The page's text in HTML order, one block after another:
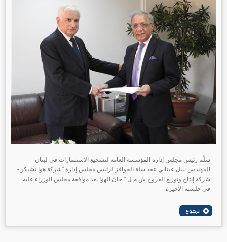
سلّم رئيس مجلس إدارة المؤسسة العامة لتشجيع الاستثمارات في لبنان
المهندس نبيل عيتاني عقد سلة الحوافز لرئيس مجلس إدارة "شركة هوا تشيكن-
شركة إنتاج وتوزيع الفروج ش.م.ل." جان الهوا بعد موافقة مجلس الوزراء عليه
في جلسته الأخيرة.